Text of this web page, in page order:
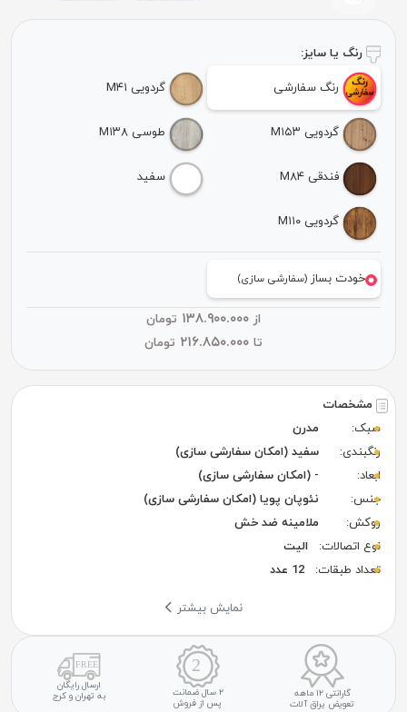
مشخصات
سبک:
مدرن
رنگبندی:
سفید (امکان سفارشی سازی)
ابعاد:
- (امکان سفارشی سازی)
جنس:
نئوپان پویا (امکان سفارشی سازی)
روکش:
ملامینه ضد خش
نوع اتصالات:
الیت
تعداد طبقات:
12 عدد
نمایش بیشتر
گارانتی ۱۲ ماهه
تعویض یراق آلات
۲ سال ضمانت
پس از فروش
ارسال رایگان
به تهران و کرج
رنگ یا سایز:
رنگ سفارشی گردویی M۴۱
گردویی M۱۵۳ طوسی M۱۳۸
فندقی M۸۴ سفید
گردویی M۱۱۰
خودت بساز(سفارشی سازی)
از
تومان
تا
تومان